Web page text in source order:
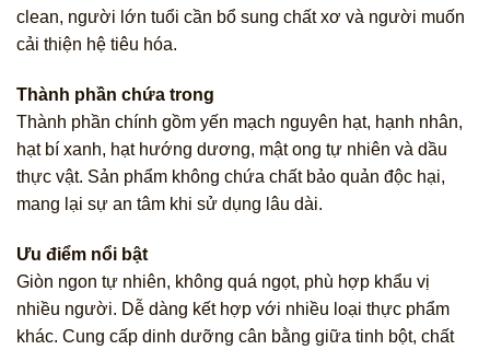
clean, người lớn tuổi cần bổ sung chất xơ và người muốn
cải thiện hệ tiêu hóa.
Thành phần chứa trong
Thành phần chính gồm yến mạch nguyên hạt, hạnh nhân,
hạt bí xanh, hạt hướng dương, mật ong tự nhiên và dầu
thực vật. Sản phẩm không chứa chất bảo quản độc hại,
mang lại sự an tâm khi sử dụng lâu dài.
Ưu điểm nổi bật
Giòn ngon tự nhiên, không quá ngọt, phù hợp khẩu vị
nhiều người. Dễ dàng kết hợp với nhiều loại thực phẩm
khác. Cung cấp dinh dưỡng cân bằng giữa tinh bột, chất